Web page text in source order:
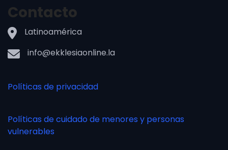
Contacto
Latinoamérica
info@ekklesiaonline.la
Políticas de privacidad
Políticas de cuidado de menores y personas
vulnerables